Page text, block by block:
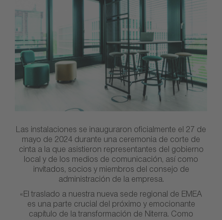
Las instalaciones se inauguraron oficialmente el 27 de
mayo de 2024 durante una ceremonia de corte de
cinta a la que asistieron representantes del gobierno
local y de los medios de comunicación, así como
invitados, socios y miembros del consejo de
administración de la empresa.
«El traslado a nuestra nueva sede regional de EMEA
es una parte crucial del próximo y emocionante
capítulo de la transformación de Niterra. Como